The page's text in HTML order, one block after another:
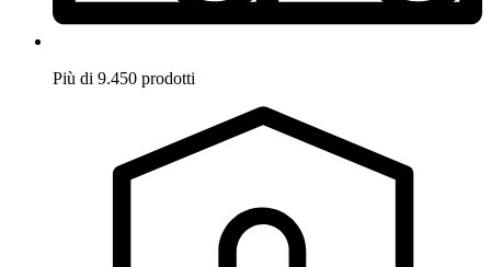
Più di 9.450 prodotti